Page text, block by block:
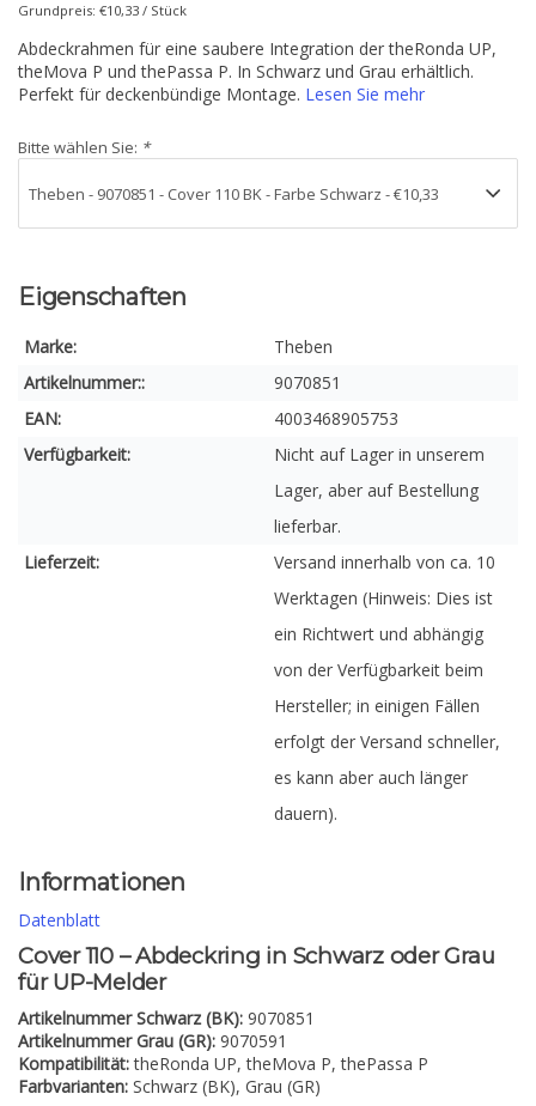
Grundpreis: €10,33 / Stück
Abdeckrahmen für eine saubere Integration der theRonda UP,
theMova P und thePassa P. In Schwarz und Grau erhältlich.
Perfekt für deckenbündige Montage. Lesen Sie mehr
Bitte wählen Sie: *
Eigenschaften
Marke:
Theben
Artikelnummer::
9070851
EAN:
4003468905753
Verfügbarkeit:
Nicht auf Lager in unserem
Lager, aber auf Bestellung
lieferbar.
Lieferzeit:
Versand innerhalb von ca. 10
Werktagen (Hinweis: Dies ist
ein Richtwert und abhängig
von der Verfügbarkeit beim
Hersteller; in einigen Fällen
erfolgt der Versand schneller,
es kann aber auch länger
dauern).
Informationen
Datenblatt
Cover 110 – Abdeckring in Schwarz oder Grau
für UP-Melder
Artikelnummer Schwarz (BK): 9070851
Artikelnummer Grau (GR): 9070591
Kompatibilität:theRonda UP, theMova P, thePassa P
Farbvarianten: Schwarz (BK), Grau (GR)